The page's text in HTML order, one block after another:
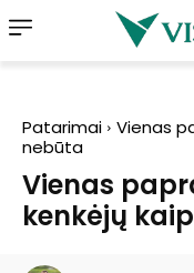
Patarimai
Vienas
nebūta
Vienas
kenkėjų